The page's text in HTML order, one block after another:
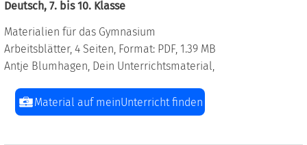
Deutsch, 7. bis 10. Klasse
Materialien für das Gymnasium
Arbeitsblätter, 4 Seiten, Format: PDF, 1.39 MB
Antje Blumhagen, Dein Unterrichtsmaterial,
Material auf meinUnterricht finden